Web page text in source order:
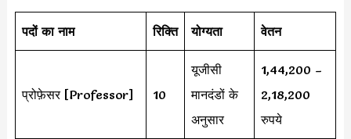
पदों का नाम रिक्ति योग्यता वेतन
प्रोफ़ेसर [Professor] 10
यूजीसी
मानदंडों के
अनुसार
1,44,200 –
2,18,200
रुपये